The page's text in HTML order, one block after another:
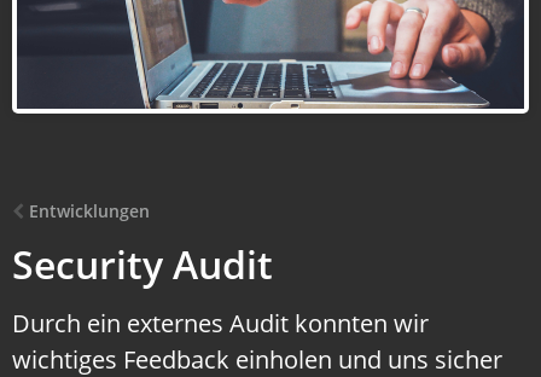
Entwicklungen
Security Audit
Durch ein externes Audit konnten wir
wichtiges Feedback einholen und uns sicher